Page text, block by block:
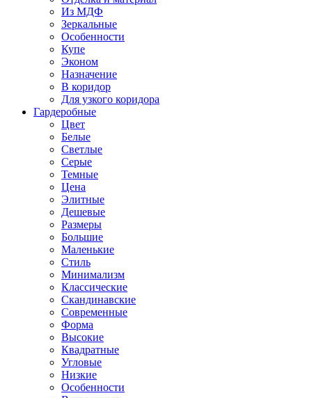
Из МДФ
Зеркальные
Особенности
Купе
Эконом
Назначение
В коридор
Для узкого коридора
Гардеробные
Цвет
Белые
Светлые
Серые
Темные
Цена
Элитные
Дешевые
Размеры
Большие
Маленькие
Стиль
Минимализм
Классические
Скандинавские
Современные
Форма
Высокие
Квадратные
Угловые
Низкие
Особенности